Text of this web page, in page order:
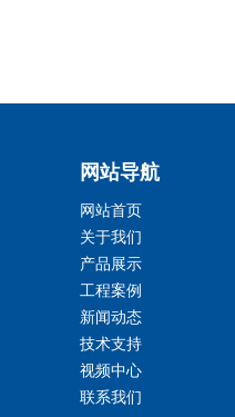
网站导航
网站首页
关于我们
产品展示
工程案例
新闻动态
技术支持
视频中心
联系我们